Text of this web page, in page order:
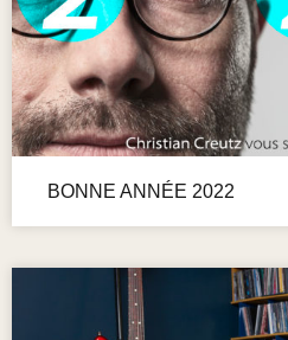
BONNE ANNÉE 2022